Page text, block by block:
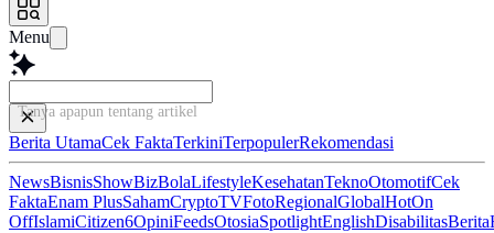
Menu
Tanya apapun tentang artikel ini...
Berita UtamaCek FaktaTerkiniTerpopulerRekomendasi
NewsBisnisShowBizBolaLifestyleKesehatanTeknoOtomotifCek
FaktaEnam PlusSahamCryptoTVFotoRegionalGlobalHotOn
OffIslamiCitizen6OpiniFeedsOtosiaSpotlightEnglishDisabilitasBerita